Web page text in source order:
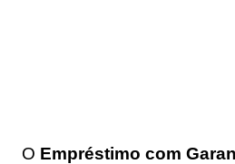
O Empréstimo com